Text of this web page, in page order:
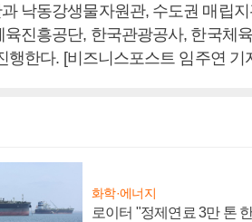
낙동강생물자원관, 수도권 매립
진흥공단, 한국관광공사, 한국체
행한다. [비즈니스포스트 임주연 기
화학·에너지
로이터 "정제연료 3만 톤